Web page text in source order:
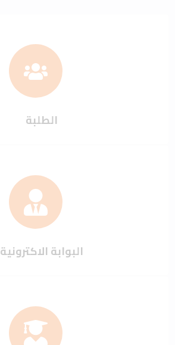
الطلبة
البوابة الاكترونية